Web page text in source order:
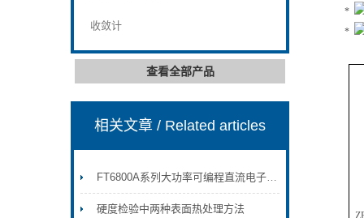
收敛计
查看全部产品
相关文章/ Related articles
FT6800A系列大功率可编程直流电子负载
硬度检验中两种表面热处理方法